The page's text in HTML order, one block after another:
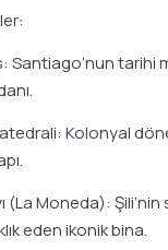
Santiago’nun tarihi
Kolonyal
(La Moneda):
eden ikonik bina.